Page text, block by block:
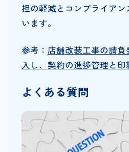
担の軽減とコンプライア
います。
参考： 店舗改装工事の請
入し、契約の進捗管理と
よくある質問